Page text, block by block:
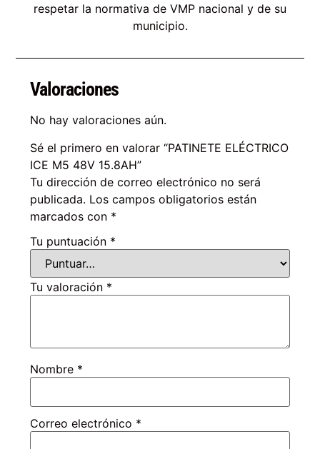
respetar la normativa de VMP nacional y de su
municipio.
Valoraciones
No hay valoraciones aún.
Sé el primero en valorar “PATINETE ELÉCTRICO
ICE M5 48V 15.8AH”
Tu dirección de correo electrónico no será
publicada. Los campos obligatorios están
marcados con *
Tu puntuación *
Tu valoración *
Nombre *
Correo electrónico *